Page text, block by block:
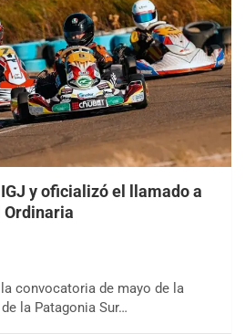
y oficializó el llamado a
Ordinaria
convocatoria de mayo de la
la Patagonia Sur…